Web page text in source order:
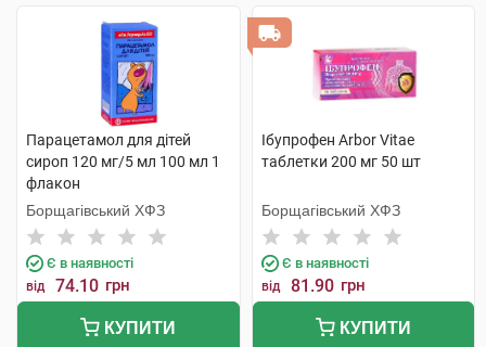
Парацетамол для дітей
сироп 120 мг/5 мл 100 мл 1
флакон
Борщагівський ХФЗ
Є в наявності
від 74.10 грн
КУПИТИ
Ібупрофен Arbor Vitae
таблетки 200 мг 50 шт
Борщагівський ХФЗ
Є в наявності
від 81.90 грн
КУПИТИ